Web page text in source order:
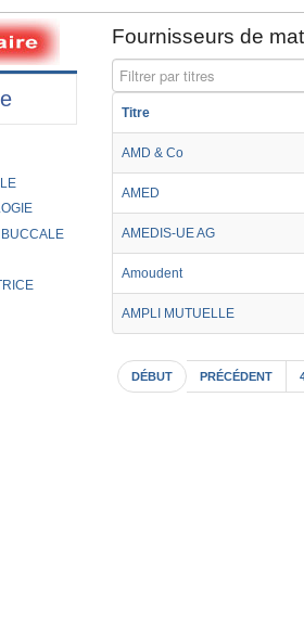
Fournisseurs de
Filtrer par titres
Titre
AMD & Co
AMED
AMEDIS-UE AG
Amoudent
AMPLI MUTUELLE
DÉBUT PRÉCÉDENT
BUCCALE